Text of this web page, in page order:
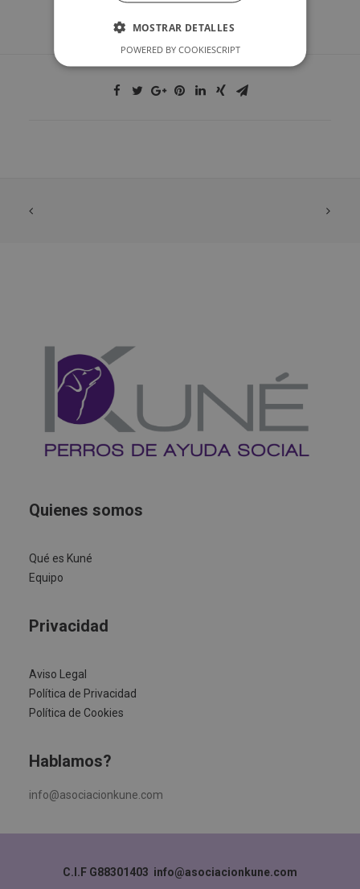
Quienes somos
Qué es Kuné
Equipo
Privacidad
Aviso Legal
Política de Privacidad
Política de Cookies
Hablamos?
info@asociacionkune.com
C.I.F G88301403 info@asociacionkune.com
MOSTRAR DETALLES
POWERED BY COOKIESCRIPT